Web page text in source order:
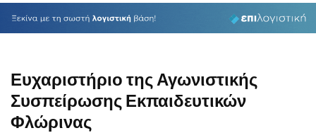
Ευχαριστήριο της Αγωνιστικής
Συσπείρωσης Εκπαιδευτικών
Φλώρινας